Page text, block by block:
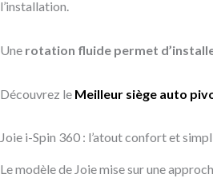
l’installation.
Une rotation fluide permet
Découvrez le Meilleur siège auto
Joie i-Spin 360 : l’atout confort et
Le modèle de Joie mise sur une